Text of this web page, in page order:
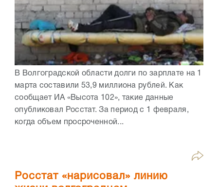
В Волгоградской области долги по зарплате на 1
марта составили 53,9 миллиона рублей. Как
сообщает ИА «Высота 102», такие данные
опубликовал Росстат. За период с 1 февраля,
когда объем просроченной...
Росстат «нарисовал» линию